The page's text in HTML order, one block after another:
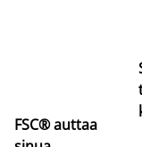
FSC® auttaa